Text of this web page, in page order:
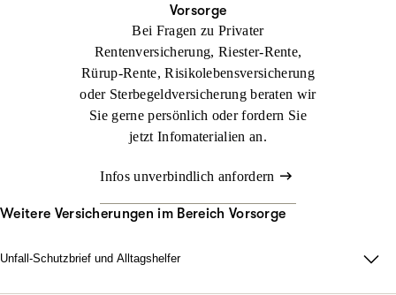
Vorsorge
Bei Fragen zu Privater
Rentenversicherung, Riester-Rente,
Rürup-Rente, Risikolebensversicherung
oder Sterbegeldversicherung beraten wir
Sie gerne persönlich oder fordern Sie
jetzt Infomaterialien an.
Infos unverbindlich anfordern
Weitere Versicherungen im Bereich Vorsorge
Unfall-Schutzbrief und Alltagshelfer